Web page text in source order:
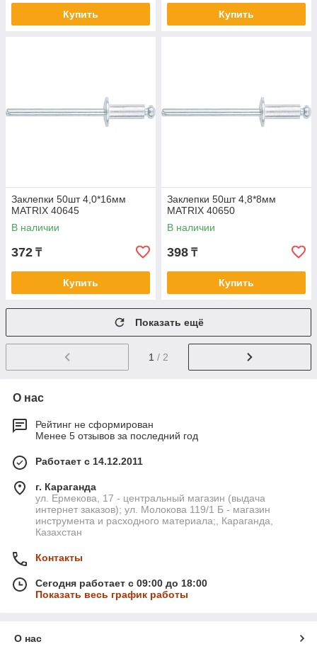
Купить Купить
Заклепки 50шт 4,0*16мм
MATRIX 40645
В наличии
372 ₸
Купить
Заклепки 50шт 4,8*8мм
MATRIX 40650
В наличии
398 ₸
Купить
Показать ещё
1 / 2
О нас
Рейтинг не сформирован
Менее 5 отзывов за последний год
Работает с 14.12.2011
г. Караганда
ул. Ермекова, 17 - центральный магазин (выдача
интернет заказов); ул. Молокова 119/1 Б - магазин
инструмента и расходного материала;, Караганда,
Казахстан
Контакты
Сегодня работает с 09:00 до 18:00
Показать весь график работы
О нас